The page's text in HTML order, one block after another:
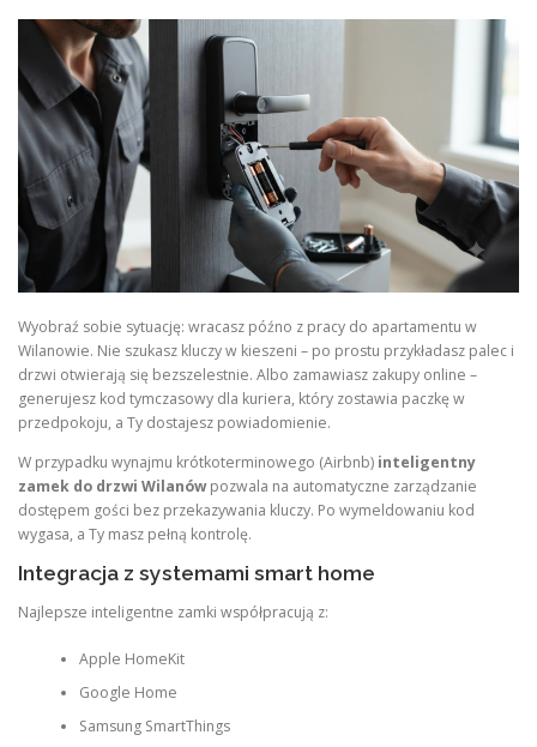
Wyobraź sobie sytuację: wracasz późno z pracy do apartamentu w
Wilanowie. Nie szukasz kluczy w kieszeni – po prostu przykładasz palec i
drzwi otwierają się bezszelestnie. Albo zamawiasz zakupy online –
generujesz kod tymczasowy dla kuriera, który zostawia paczkę w
przedpokoju, a Ty dostajesz powiadomienie.
W przypadku wynajmu krótkoterminowego (Airbnb) inteligentny
zamek do drzwi Wilanówpozwala na automatyczne zarządzanie
dostępem gości bez przekazywania kluczy. Po wymeldowaniu kod
wygasa, a Ty masz pełną kontrolę.
Integracja z systemami smart home
Najlepsze inteligentne zamki współpracują z:
Apple HomeKit
Google Home
Samsung SmartThings